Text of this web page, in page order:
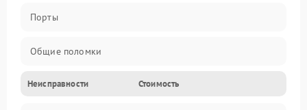
Порты
Общие поломки
Устройства
Неисправности Стоимость